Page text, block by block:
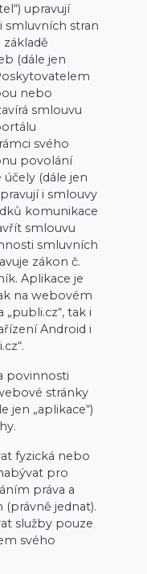
upravují
smluvních stran
(dále jen
nebo
smlouvu
svého
povolání
(dále jen
i smlouvy
komunikace
smlouvu
smluvních
zákon č.
Aplikace je
na webovém
tak i
Android i
povinnosti
stránky
jen „aplikace“)
fyzická nebo
pro
práva a
jednat).
služby pouze
svého